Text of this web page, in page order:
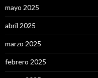
mayo 2025
abril 2025
marzo 2025
febrero 2025